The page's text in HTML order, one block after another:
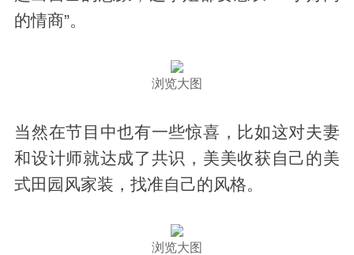
的情商”。
浏览大图
当然在节目中也有一些惊喜，比如这对夫妻
和设计师就达成了共识，美美收获自己的美
式田园风家装，找准自己的风格。
浏览大图